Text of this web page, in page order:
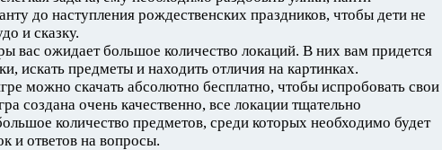
до наступления рождественских праздников, чтобы дети не
и сказку.
вас ожидает большое количество локаций. В них вам придется
искать предметы и находить отличия на картинках.
можно скачать абсолютно бесплатно, чтобы испробовать свои
создана очень качественно, все локации тщательно
количество предметов, среди которых необходимо будет
и ответов на вопросы.